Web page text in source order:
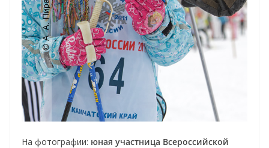
На фотографии: юная участница Всероссийской